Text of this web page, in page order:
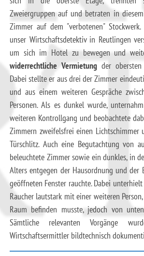
Zweiergruppen auf und betraten in
Zimmer auf dem "verbotenen"
unser Wirtschaftsdetektiv in Reutlingen
um sich im Hotel zu bewegen und
widerrechtliche Vermietung der
Dabei stellte er aus drei der Zimmer
und aus einem weiteren Gespräche
Personen. Als es dunkel wurde,
weiteren Kontrollgang und beobachtete
Zimmern zweifelsfrei einen Lichtschimmer
Türschlitz. Auch eine Begutachtung von
beleuchtete Zimmer sowie ein dunkles, in
Alters entgegen der Hausordnung und der
geöffneten Fenster rauchte. Dabei
Raucher lautstark mit einer weiteren
Raum befinden musste, jedoch von
Sämtliche relevanten Vorgänge
Wirtschaftsermittler bildtechnisch